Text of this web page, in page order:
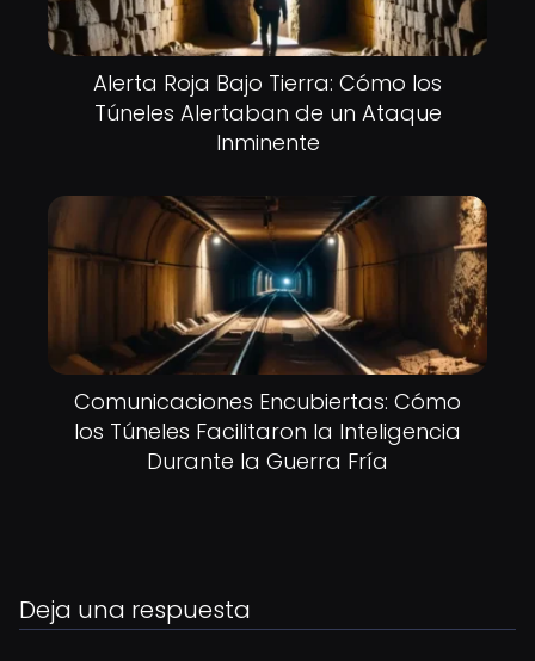
Alerta Roja Bajo Tierra: Cómo los
Túneles Alertaban de un Ataque
Inminente
Comunicaciones Encubiertas: Cómo
los Túneles Facilitaron la Inteligencia
Durante la Guerra Fría
Deja una respuesta